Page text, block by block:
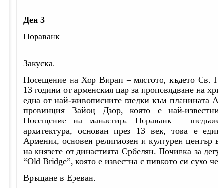
Ден 3
Нораванк
Закуска.
Посещение на Хор Вирап – мястото, където Св.
13 години от арменския цар за проповядване на
една от най-живописните гледки към планината
провинция Вайоц Дзор, която е най-
Посещение на манастира Нораванк –
архитектура, основан през 13 век, това е
Армения, основен религиозен и културен център
на князете от династията Орбелян. Почивка за
“Old Bridge”, която е известна с пивкото си сухо
Връщане в Ереван.